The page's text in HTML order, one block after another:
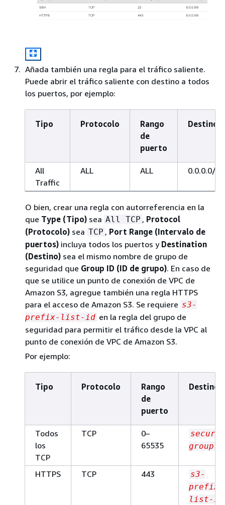
Añada también una regla para el tráfico saliente.
Puede abrir el tráfico saliente con destino a todos
los puertos, por ejemplo:
Tipo Protocolo
Rango
de
puerto
Destino
All
Traffic
ALL ALL 0.0.0.0/0
O bien, crear una regla con autorreferencia en la
que Type (Tipo) sea All TCP , Protocol
(Protocolo) sea TCP , Port Range (Intervalo de
puertos) incluya todos los puertos y Destination
(Destino) sea el mismo nombre de grupo de
seguridad que Group ID (ID de grupo). En caso de
que se utilice un punto de conexión de VPC de
Amazon S3, agregue también una regla HTTPS
para el acceso de Amazon S3. Se requiere s3-
prefix-list-id en la regla del grupo de
seguridad para permitir el tráfico desde la VPC al
punto de conexión de VPC de Amazon S3.
Por ejemplo:
Tipo Protocolo
Rango
de
puerto
Destino
Todos
los
TCP
TCP
0–
65535
group
HTTPS TCP 443
s3-
prefix-
list-id